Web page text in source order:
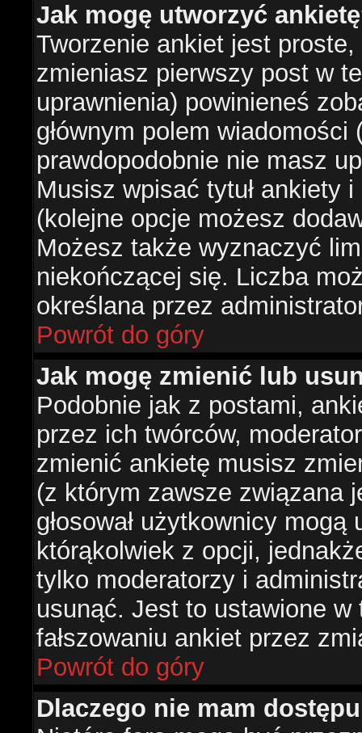
Jak mogę utworzyć
Tworzenie ankiet jest
zmieniasz pierwszy post w
uprawnienia) powinieneś
głównym polem
prawdopodobnie nie masz
Musisz wpisać tytuł ankiety
(kolejne opcje możesz
Możesz także wyznaczyć
niekończącej się. Liczba
określana przez
Powrót do góry
Jak mogę zmienić lub
Podobnie jak z postami,
przez ich twórców,
zmienić ankietę musisz
(z którym zawsze związana
głosował użytkownicy
którąkolwiek z opcji,
tylko moderatorzy i
usunąć. Jest to ustawione
fałszowaniu ankiet przez
Powrót do góry
Dlaczego nie mam